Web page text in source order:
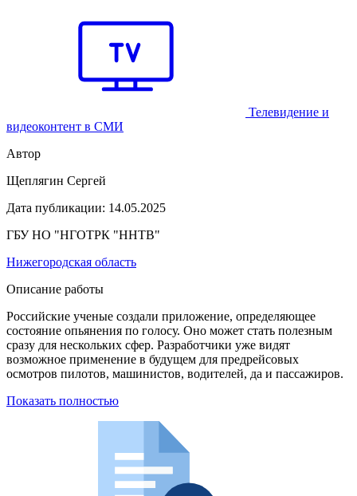
Телевидение и
видеоконтент в СМИ
Автор
Щеплягин Сергей
Дата публикации: 14.05.2025
ГБУ НО "НГОТРК "ННТВ"
Нижегородская область
Описание работы
Российские ученые создали приложение, определяющее
состояние опьянения по голосу. Оно может стать полезным
сразу для нескольких сфер. Разработчики уже видят
возможное применение в будущем для предрейсовых
осмотров пилотов, машинистов, водителей, да и пассажиров.
Показать полностью